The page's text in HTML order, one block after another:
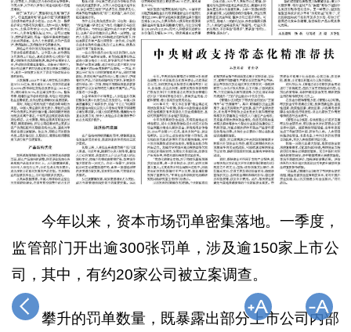
今年以来，资本市场罚单密集落地。一季度，
监管部门开出逾300张罚单，涉及逾150家上市公
司，其中，有约20家公司被立案调查。
攀升的罚单数量，既暴露出部分上市公司内部